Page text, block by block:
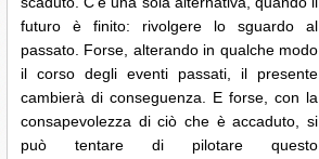
futuro è finito: rivolgere lo sguardo al
passato. Forse, alterando in qualche modo
il corso degli eventi passati, il presente
cambierà di conseguenza. E forse, con la
consapevolezza di ciò che è accaduto, si
può tentare di pilotare questo